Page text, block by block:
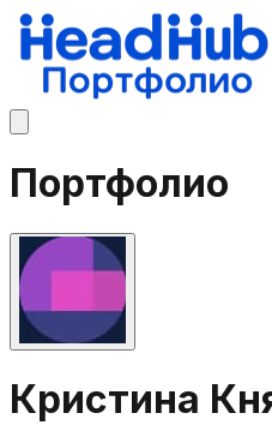
Портфолио
Кристина